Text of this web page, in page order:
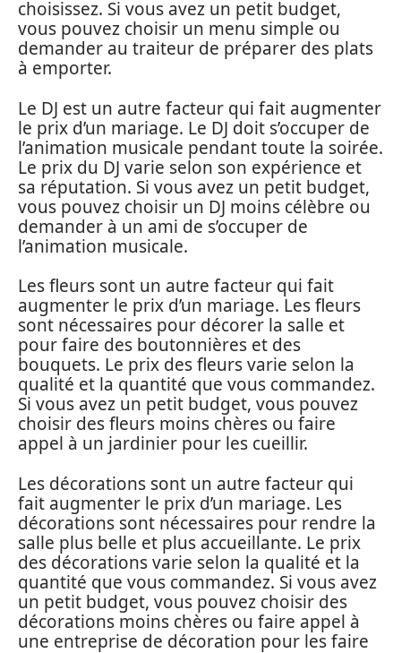
choisissez. Si vous avez un petit budget,
vous pouvez choisir un menu simple ou
demander au traiteur de préparer des plats
à emporter.
Le DJ est un autre facteur qui fait augmenter
le prix d’un mariage. Le DJ doit s’occuper de
l’animation musicale pendant toute la soirée.
Le prix du DJ varie selon son expérience et
sa réputation. Si vous avez un petit budget,
vous pouvez choisir un DJ moins célèbre ou
demander à un ami de s’occuper de
l’animation musicale.
Les fleurs sont un autre facteur qui fait
augmenter le prix d’un mariage. Les fleurs
sont nécessaires pour décorer la salle et
pour faire des boutonnières et des
bouquets. Le prix des fleurs varie selon la
qualité et la quantité que vous commandez.
Si vous avez un petit budget, vous pouvez
choisir des fleurs moins chères ou faire
appel à un jardinier pour les cueillir.
Les décorations sont un autre facteur qui
fait augmenter le prix d’un mariage. Les
décorations sont nécessaires pour rendre la
salle plus belle et plus accueillante. Le prix
des décorations varie selon la qualité et la
quantité que vous commandez. Si vous avez
un petit budget, vous pouvez choisir des
décorations moins chères ou faire appel à
une entreprise de décoration pour les faire